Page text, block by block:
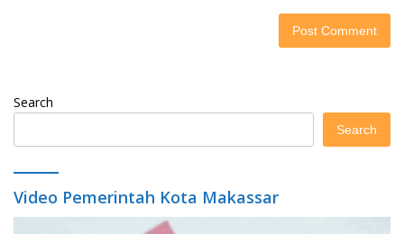
Search
Search
Video Pemerintah Kota Makassar